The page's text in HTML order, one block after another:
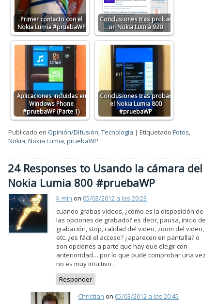
Primer contacto con el
Nokia Lumia #pruebaWP
Conclusiones tras probar
un Nokia Lumia 920
Aplicaciones incluidas en
Windows Phone
#pruebaWP (Parte 1)
Conclusiones tras probar
el Nokia Lumia 800
#pruebaWP
Publicado en Opinión/Difusión,Tecnología |Etiquetado Fotos,
Nokia,Nokia Lumia,pruebaWP
24 Responses to Usando la cámara del
Nokia Lumia 800 #pruebaWP
X-min on 05/03/2012 a las 20:23
cuando grabas videos, ¿cómo es la disposición de
las opciones de grabado? es decir, pausa, inicio de
grabación, stop, calidad del video, zoom del video,
etc. ¿es fácil el acceso? ¿aparecen en pantalla? o
son opciones a parte que hay que elegir con
anterioridad… por lo que pude comprobar una vez
no es muy intuitivo…
Responder
Christian on 05/03/2012 a las 20:45